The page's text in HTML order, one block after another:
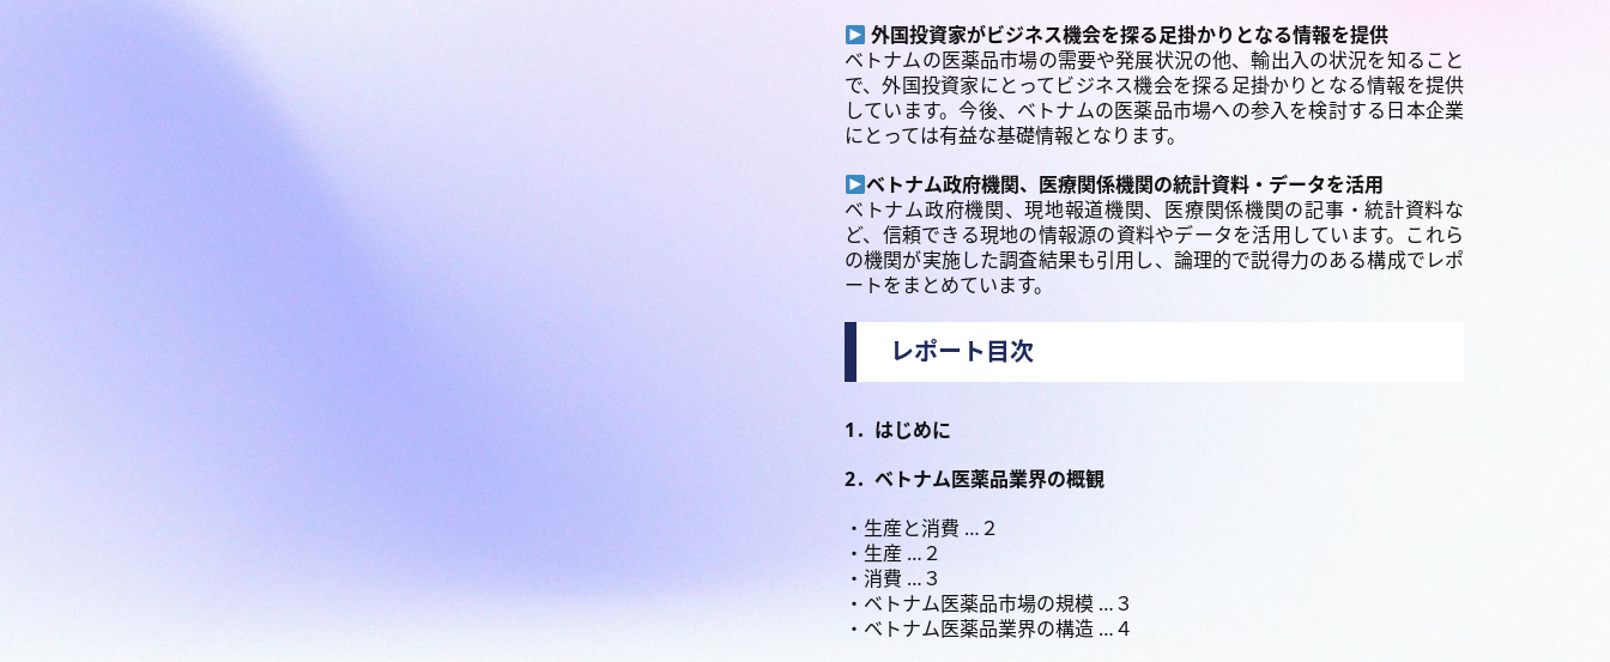
外国投資家がビジネス機会を探る足掛かりとなる情報を提供
ベトナムの医薬品市場の需要や発展状況の他、輸出入の状況を知ること
で、外国投資家にとってビジネス機会を探る足掛かりとなる情報を提供
しています。今後、ベトナムの医薬品市場への参入を検討する日本企業
にとっては有益な基礎情報となります。
ベトナム政府機関、医療関係機関の統計資料・データを活用
ベトナム政府機関、現地報道機関、医療関係機関の記事・統計資料な
ど、信頼できる現地の情報源の資料やデータを活用しています。これら
の機関が実施した調査結果も引用し、論理的で説得力のある構成でレポ
ートをまとめています。
レポート目次
1．はじめに
2．ベトナム医薬品業界の概観
生産と消費 …２
生産 …２
消費 …３
ベトナム医薬品市場の規模 …３
ベトナム医薬品業界の構造 …４